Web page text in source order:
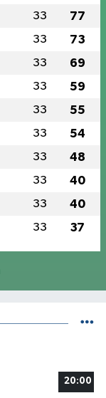
33 77
33 73
33 69
33 59
33 55
33 54
33 48
33 40
33 40
33 37
20:00